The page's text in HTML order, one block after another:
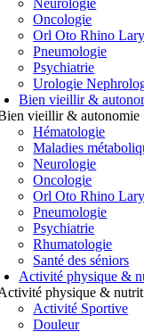
Neurologie
Oncologie
Orl Oto Rhino
Pneumologie
Psychiatrie
Urologie
Bien vieillir &
vieillir & autonomie
Hématologie
Maladies
Neurologie
Oncologie
Orl Oto Rhino
Pneumologie
Psychiatrie
Rhumatologie
Santé des séniors
Activité physique &
physique &
Activité Sportive
Douleur